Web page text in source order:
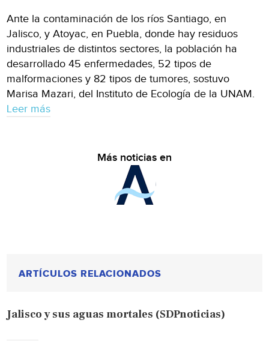
Ante la contaminación de los ríos Santiago, en
Jalisco, y Atoyac, en Puebla, donde hay residuos
industriales de distintos sectores, la población ha
desarrollado 45 enfermedades, 52 tipos de
malformaciones y 82 tipos de tumores, sostuvo
Marisa Mazari, del Instituto de Ecología de la UNAM.
Leer más
Más noticias en
ARTÍCULOS RELACIONADOS
Jalisco y sus aguas mortales (SDPnoticias)